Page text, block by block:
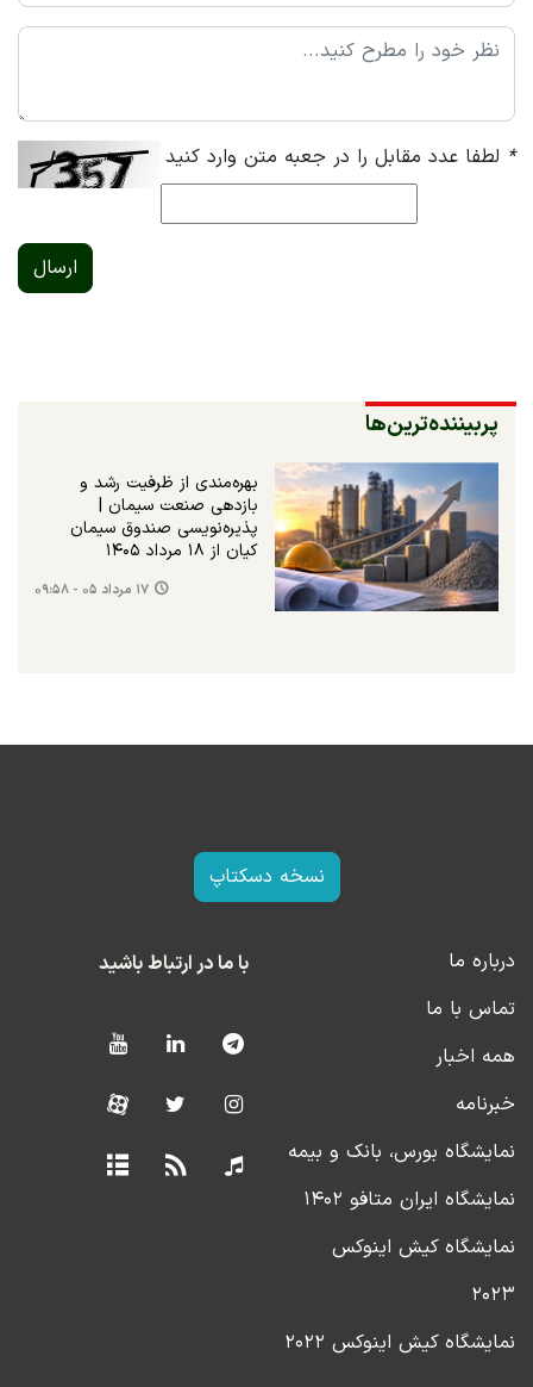
* لطفا عدد مقابل را در جعبه متن وارد کنید
ارسال
پربیننده‌ترین‌ها
بهره‌مندی از ظرفیت رشد و
بازدهی صنعت سیمان |
پذیره‌نویسی صندوق سیمان
کیان از ۱۸ مرداد ۱۴۰۵
۱۷ مرداد ۰۵ - ۰۹:۵۸
نسخه دسکتاپ
درباره ما
تماس با ما
همه اخبار
خبرنامه
نمایشگاه بورس، بانک و بیمه
نمایشگاه ایران متافو ۱۴۰۲
نمایشگاه کیش اینوکس
۲۰۲۳
نمایشگاه کیش اینوکس ۲۰۲۲
با ما در ارتباط باشید